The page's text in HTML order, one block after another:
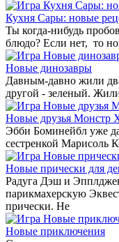
Кухня Сары: новые
Ты когда-нибудь
блюдо? Если нет, то
Новые динозавры
Давным-давно жили
другой - зеленый.
Новые друзья Монстр
Эбби Боминейбл уже
сестренкой Марисоль
Новые прически для
Радуга Дэш и
парикмахерскую
прически. Не
Новые приключения